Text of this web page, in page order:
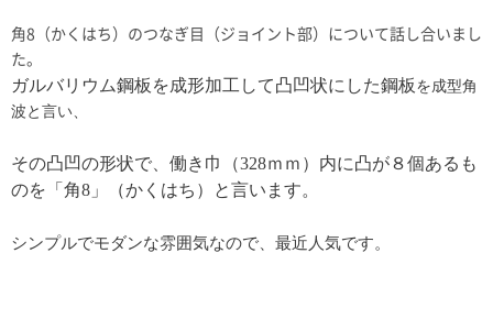
角8（かくはち）のつなぎ目（ジョイント部）について話し合いまし
た。
ガルバリウム鋼板を成形加工して凸凹状にした鋼板 を成型角
波と言い、
その凸凹の形状で、 働き巾（328ｍｍ）内に凸が８個あるも
のを「角8」（かくはち）と言います。
シンプルでモダンな雰囲気なので、最近人気です。